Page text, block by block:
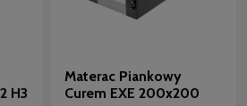
H3
Materac Piankowy
Curem EXE 200x200